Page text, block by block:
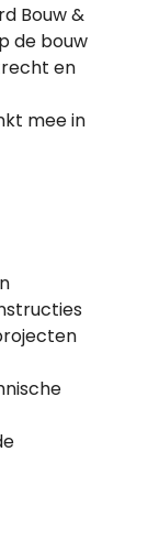
Bouw &
de bouw
en
mee in